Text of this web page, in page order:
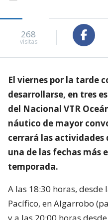
268
visitas
El viernes por la tarde
desarrollarse, en tres
del Nacional VTR
náutico de mayor
cerrará las actividades
una de las fechas más
temporada.
A las 18:30 horas,
Pacífico, en Algarrobo
y a las 20:00 horas